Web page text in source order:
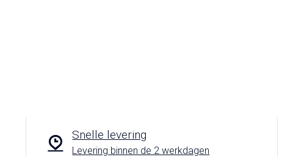
Snelle levering
Levering binnen de 2 werkdagen